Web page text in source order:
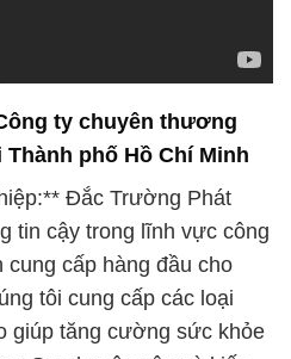
Chất:** Đắc Trường Phát
hàng trong việc tối ưu
chất. Chúng tôi cung cấp
giúp khách hàng chọn
nhất với nhu cầu cụ thể
về tính chất và ứng
giúp chúng tôi đưa ra
thời giảm thiểu rủi ro